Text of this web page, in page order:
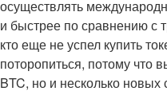
осуществлять
и быстрее по сравнению с
кто еще не успел купить
поторопиться, потому что
BTC, но и несколько новых